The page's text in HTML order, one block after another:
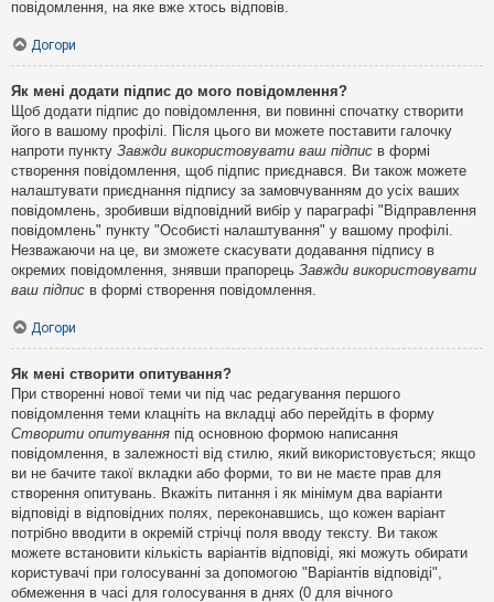
повідомлення, на яке вже хтось відповів.
Догори
Як мені додати підпис до мого повідомлення?
Щоб додати підпис до повідомлення, ви повинні спочатку створити
його в вашому профілі. Після цього ви можете поставити галочку
напроти пункту Завжди використовувати ваш підпис в формі
створення повідомлення, щоб підпис приєднався. Ви також можете
налаштувати приєднання підпису за замовчуванням до усіх ваших
повідомлень, зробивши відповідний вибір у параграфі "Відправлення
повідомлень" пункту "Особисті налаштування" у вашому профілі.
Незважаючи на це, ви зможете скасувати додавання підпису в
окремих повідомлення, знявши прапорець Завжди використовувати
ваш підпис в формі створення повідомлення.
Догори
Як мені створити опитування?
При створенні нової теми чи під час редагування першого
повідомлення теми клацніть на вкладці або перейдіть в форму
Створити опитування під основною формою написання
повідомлення, в залежності від стилю, який використовується; якщо
ви не бачите такої вкладки або форми, то ви не маєте прав для
створення опитувань. Вкажіть питання і як мінімум два варіанти
відповіді в відповідних полях, переконавшись, що кожен варіант
потрібно вводити в окремій стрічці поля вводу тексту. Ви також
можете встановити кількість варіантів відповіді, які можуть обирати
користувачі при голосуванні за допомогою "Варіантів відповіді",
обмеження в часі для голосування в днях (0 для вічного